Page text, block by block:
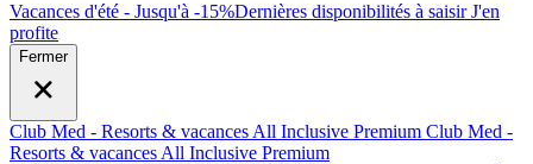
Vacances d'été - Jusqu'à -15%Dernières disponibilités à saisirJ'en
profite
Fermer
Club Med - Resorts & vacances All Inclusive Premium Club Med -
Resorts & vacances All Inclusive Premium